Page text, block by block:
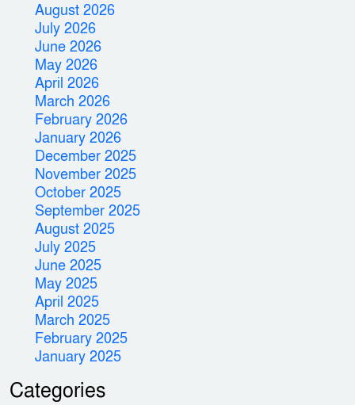
August 2026
July 2026
June 2026
May 2026
April 2026
March 2026
February 2026
January 2026
December 2025
November 2025
October 2025
September 2025
August 2025
July 2025
June 2025
May 2025
April 2025
March 2025
February 2025
January 2025
Categories